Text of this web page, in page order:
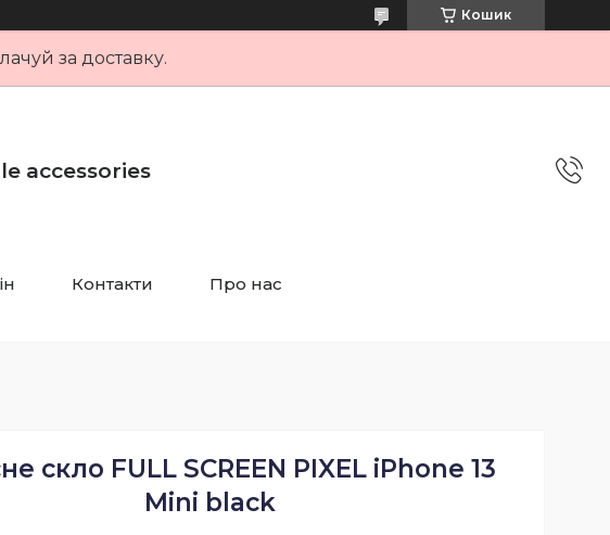
Кошик
за доставку.
accessories
Контакти Про нас
скло FULL SCREEN PIXEL iPhone 13
Mini black